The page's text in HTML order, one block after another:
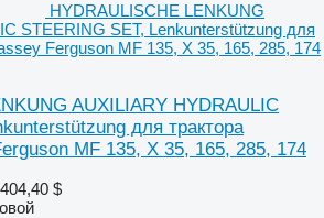
HYDRAULISCHE LENKUNG
STEERING SET, Lenkunterstützung для
Ferguson MF 135, X 35, 165, 285, 174
AUXILIARY HYDRAULIC
для трактора
MF 135, X 35, 165, 285, 174
$